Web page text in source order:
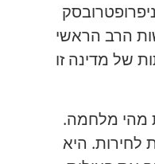
הרב הראשי
של מדינה זו
מהי מלחמה.
לחירות. היא